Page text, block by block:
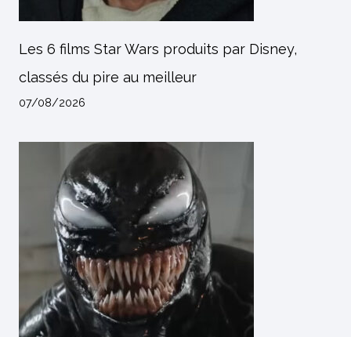
Les 6 films Star Wars produits par Disney,
classés du pire au meilleur
07/08/2026